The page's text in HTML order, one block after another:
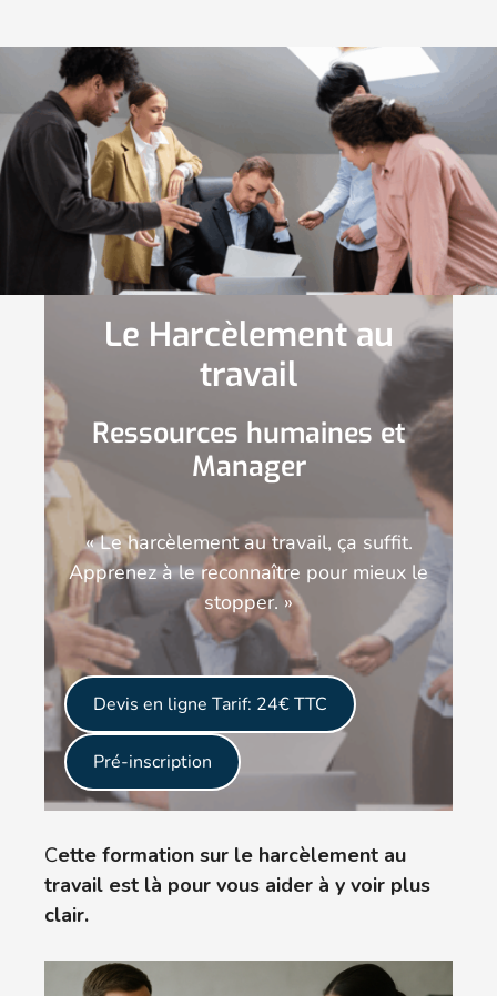
Le Harcèlement au
travail
Ressources humaines et
Manager
« Le harcèlement au travail, ça suffit.
Apprenez à le reconnaître pour mieux le
stopper. »
Devis en ligne Tarif: 24€ TTC
Pré-inscription
Cette formation sur le harcèlement au
travail est là pour vous aider à y voir plus
clair.